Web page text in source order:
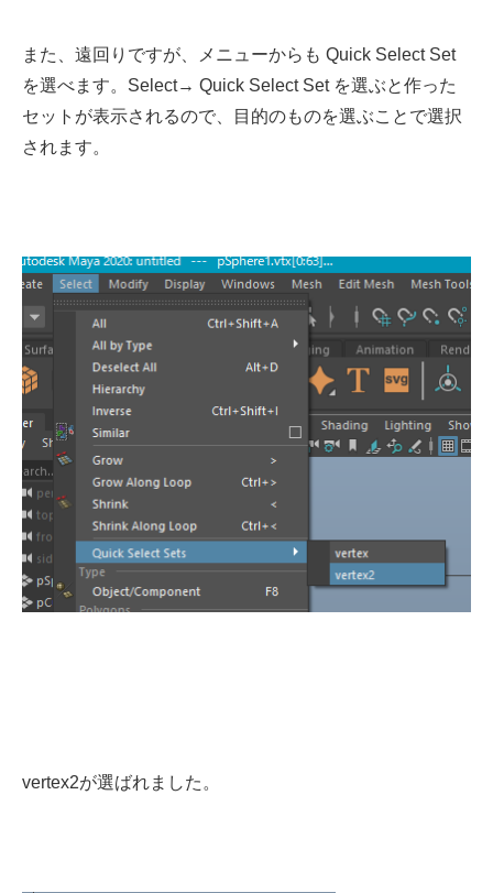
また、遠回りですが、メニューからも Quick Select Set
を選べます。Select→ Quick Select Set を選ぶと作った
セットが表示されるので、目的のものを選ぶことで選択
されます。
vertex2が選ばれました。